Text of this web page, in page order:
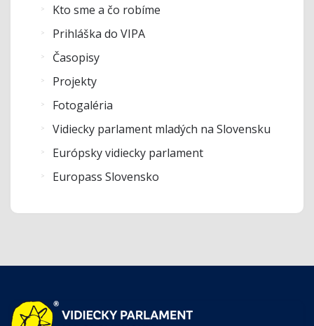
Kto sme a čo robíme
Prihláška do VIPA
Časopisy
Projekty
Fotogaléria
Vidiecky parlament mladých na Slovensku
Európsky vidiecky parlament
Europass Slovensko